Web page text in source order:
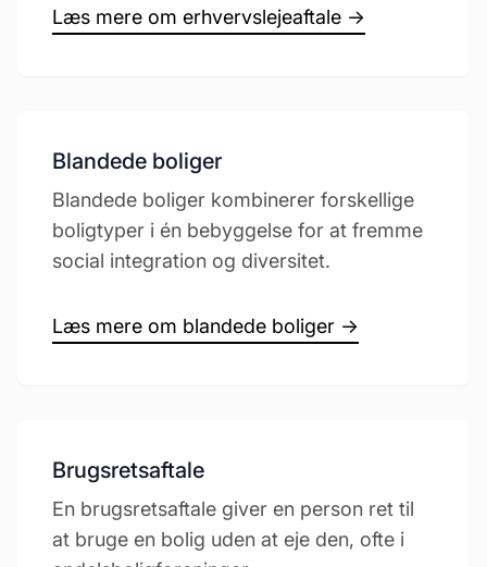
Læs mere om erhvervslejeaftale →
Blandede boliger
Blandede boliger kombinerer forskellige
boligtyper i én bebyggelse for at fremme
social integration og diversitet.
Læs mere om blandede boliger →
Brugsretsaftale
En brugsretsaftale giver en person ret til
at bruge en bolig uden at eje den, ofte i